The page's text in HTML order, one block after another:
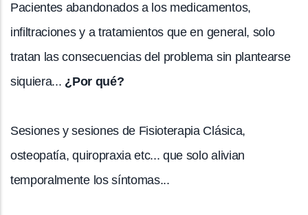
Pacientes abandonados a los medicamentos,
infiltraciones y a tratamientos que en general, solo
tratan las consecuencias del problema sin plantearse
siquiera... ¿Por qué?
Sesiones y sesiones de Fisioterapia Clásica,
osteopatía, quiropraxia etc... que solo alivian
temporalmente los síntomas...